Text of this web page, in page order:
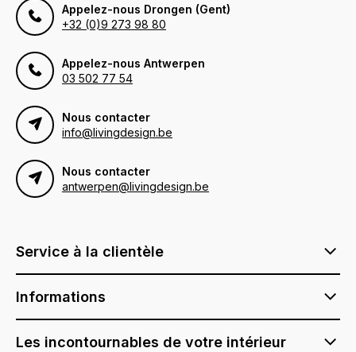
Appelez-nous Drongen (Gent)
+32 (0)9 273 98 80
Appelez-nous Antwerpen
03 502 77 54
Nous contacter
info@livingdesign.be
Nous contacter
antwerpen@livingdesign.be
Service à la clientèle
Informations
Les incontournables de votre intérieur